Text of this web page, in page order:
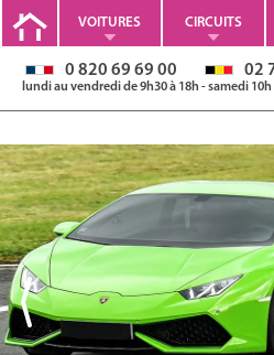
VOITURES CIRCUITS
0 820 69 69 00 02
lundi au vendredi de 9h30 à 18h - samedi 10h